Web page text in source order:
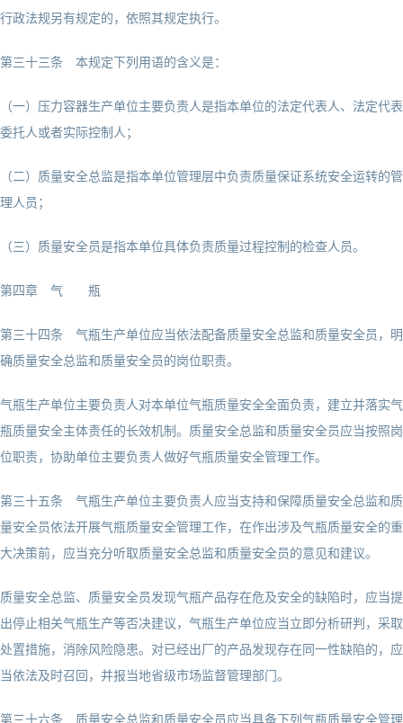
行政法规另有规定的，依照其规定执行。
第三十三条 本规定下列用语的含义是：
（一）压力容器生产单位主要负责人是指本单位的法定代表人、法定代表
委托人或者实际控制人；
（二）质量安全总监是指本单位管理层中负责质量保证系统安全运转的管
理人员；
（三）质量安全员是指本单位具体负责质量过程控制的检查人员。
第四章 气 瓶
第三十四条 气瓶生产单位应当依法配备质量安全总监和质量安全员，明
确质量安全总监和质量安全员的岗位职责。
气瓶生产单位主要负责人对本单位气瓶质量安全全面负责，建立并落实气
瓶质量安全主体责任的长效机制。质量安全总监和质量安全员应当按照岗
位职责，协助单位主要负责人做好气瓶质量安全管理工作。
第三十五条 气瓶生产单位主要负责人应当支持和保障质量安全总监和质
量安全员依法开展气瓶质量安全管理工作，在作出涉及气瓶质量安全的重
大决策前，应当充分听取质量安全总监和质量安全员的意见和建议。
质量安全总监、质量安全员发现气瓶产品存在危及安全的缺陷时，应当提
出停止相关气瓶生产等否决建议，气瓶生产单位应当立即分析研判，采取
处置措施，消除风险隐患。对已经出厂的产品发现存在同一性缺陷的，应
当依法及时召回，并报当地省级市场监督管理部门。
第三十六条 质量安全总监和质量安全员应当具备下列气瓶质量安全管理